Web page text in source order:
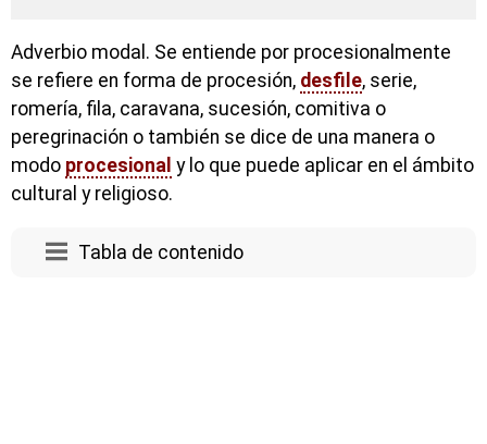
Adverbio modal. Se entiende por procesionalmente
se refiere en forma de procesión, desfile, serie,
romería, fila, caravana, sucesión, comitiva o
peregrinación o también se dice de una manera o
modo procesional y lo que puede aplicar en el ámbito
cultural y religioso.
Tabla de contenido